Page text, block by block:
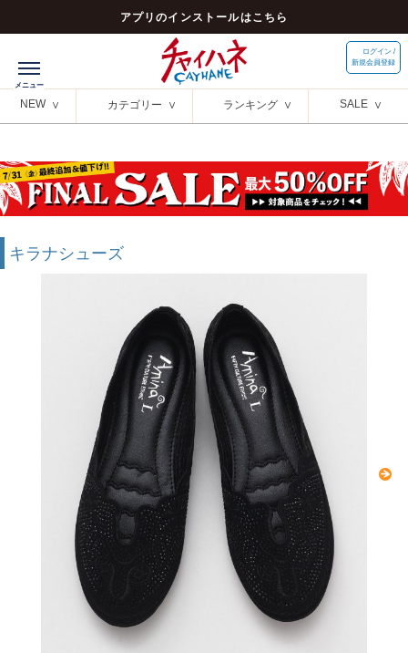
アプリのインストールはこちら
ログイン /
新規会員登録
NEW カテゴリー ランキング SALE
キラナシューズ